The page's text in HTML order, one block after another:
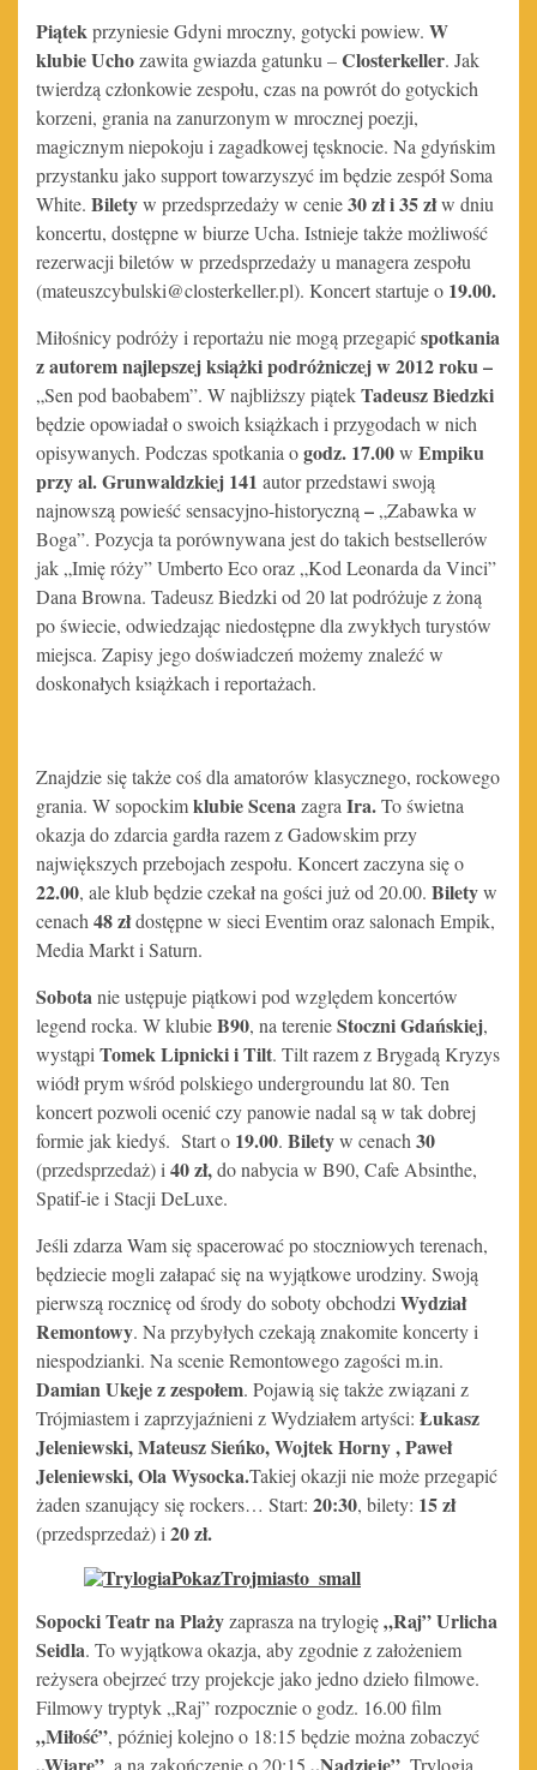
Piątekprzyniesie Gdyni mroczny, gotycki powiew. W
klubie Uchozawita gwiazda gatunku –Closterkeller. Jak
twierdzą członkowie zespołu, czas na powrót do gotyckich
korzeni, grania na zanurzonym w mrocznej poezji,
magicznym niepokoju i zagadkowej tęsknocie. Na gdyńskim
przystanku jako support towarzyszyć im będzie zespół Soma
White. Biletyw przedsprzedaży w cenie30 zł i 35 złw dniu
koncertu, dostępne w biurze Ucha. Istnieje także możliwość
rezerwacji biletów w przedsprzedaży u managera zespołu
(mateuszcybulski@closterkeller.pl). Koncert startuje o 19.00.
Miłośnicy podróży i reportażu nie mogą przegapićspotkania
z autorem najlepszej książki podróżniczej w 2012 roku–
„Sen pod baobabem”. W najbliższy piątekTadeusz Biedzki
będzie opowiadał o swoich książkach i przygodach w nich
opisywanych. Podczas spotkania ogodz. 17.00w Empiku
przy al. Grunwaldzkiej 141 autor przedstawi swoją
najnowszą powieść sensacyjno-historyczną–„Zabawka w
Boga”. Pozycja ta porównywana jest do takich bestsellerów
jak „Imię róży” Umberto Eco oraz „Kod Leonarda da Vinci”
Dana Browna. Tadeusz Biedzki od 20 lat podróżuje z żoną
po świecie, odwiedzając niedostępne dla zwykłych turystów
miejsca. Zapisy jego doświadczeń możemy znaleźć w
doskonałych książkach i reportażach.
Znajdzie się także coś dla amatorów klasycznego, rockowego
grania. W sopockimklubie ScenazagraIra.To świetna
okazja do zdarcia gardła razem z Gadowskim przy
największych przebojach zespołu. Koncert zaczyna się o
22.00, ale klub będzie czekał na gości już od 20.00. Biletyw
cenach48 złdostępne w sieci Eventim oraz salonach Empik,
Media Markt i Saturn.
Sobotanie ustępuje piątkowi pod względem koncertów
legend rocka. W klubieB90, na terenieStoczni Gdańskiej,
wystąpiTomek Lipnicki i Tilt. Tilt razem z Brygadą Kryzys
wiódł prym wśród polskiego undergroundu lat 80. Ten
koncert pozwoli ocenić czy panowie nadal są w tak dobrej
formie jak kiedyś. Start o 19.00. Biletyw cenach30
(przedsprzedaż) i40zł,do nabycia w B90, Cafe Absinthe,
Spatif-ie i Stacji DeLuxe.
Jeśli zdarza Wam się spacerować po stoczniowych terenach,
będziecie mogli załapać się na wyjątkowe urodziny. Swoją
pierwszą rocznicę od środy do soboty obchodziWydział
Remontowy. Na przybyłych czekają znakomite koncerty i
niespodzianki. Na scenie Remontowego zagości m.in.
Damian Ukeje z zespołem. Pojawią się także związani z
Trójmiastem i zaprzyjaźnieni z Wydziałem artyści: Łukasz
Jeleniewski, Mateusz Sieńko, Wojtek Horny , Paweł
Jeleniewski, Ola Wysocka.Takiej okazji nie może przegapić
żaden szanującysię rockers… Start: 20:30, bilety: 15 zł
(przedsprzedaż) i20 zł.
Sopocki Teatr na Plażyzaprasza na trylogię„Raj” Urlicha
Seidla. To wyjątkowa okazja, aby zgodnie z założeniem
reżysera obejrzeć trzy projekcje jako jedno dzieło filmowe.
Filmowy tryptyk „Raj” rozpocznie o godz. 16.00 film
„Miłość”, później kolejno o 18:15 będzie można zobaczyć